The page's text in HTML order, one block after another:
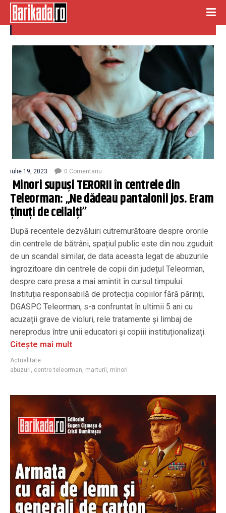
centre teleorman
iulie 19, 2023 0 Comentariu
Minori supuși TERORII în centrele din
Teleorman: „Ne dădeau pantalonii jos. Eram
ținuți de ceilalți”
După recentele dezvăluiri cutremurătoare despre ororile
din centrele de bătrâni, spațiul public este din nou zguduit
de un scandal similar, de data aceasta legat de abuzurile
îngrozitoare din centrele de copii din județul Teleorman,
despre care presa a mai amintit în cursul timpului.
Instituția responsabilă de protecția copiilor fără părinți,
DGASPC Teleorman, s-a confruntat în ultimii 5 ani cu
acuzații grave de violuri, rele tratamente și limbaj de
nereprodus între unii educatori și copiii instituționalizați.
Citește mai mult
Actualitate
abuzuri, centre teleorman, marturii, minori